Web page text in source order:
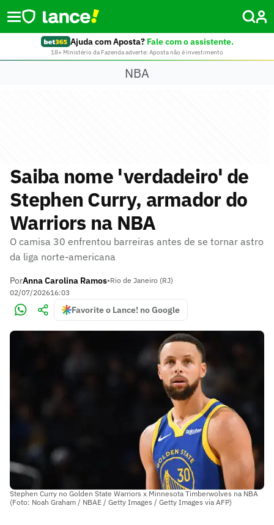
Ajuda com Aposta? Fale com o assistente.
18+ Ministério da Fazenda adverte: Aposta não é investimento
NBA
Saiba nome 'verdadeiro' de
Stephen Curry, armador do
Warriors na NBA
O camisa 30 enfrentou barreiras antes de se tornar astro
da liga norte-americana
PorAnna Carolina Ramos•Rio de Janeiro (RJ)
02/07/202616:03
Favorite o Lance! no Google
Stephen Curry no Golden State Warriors x Minnesota Timberwolves na NBA
(Foto: Noah Graham / NBAE / Getty Images / Getty Images via AFP)